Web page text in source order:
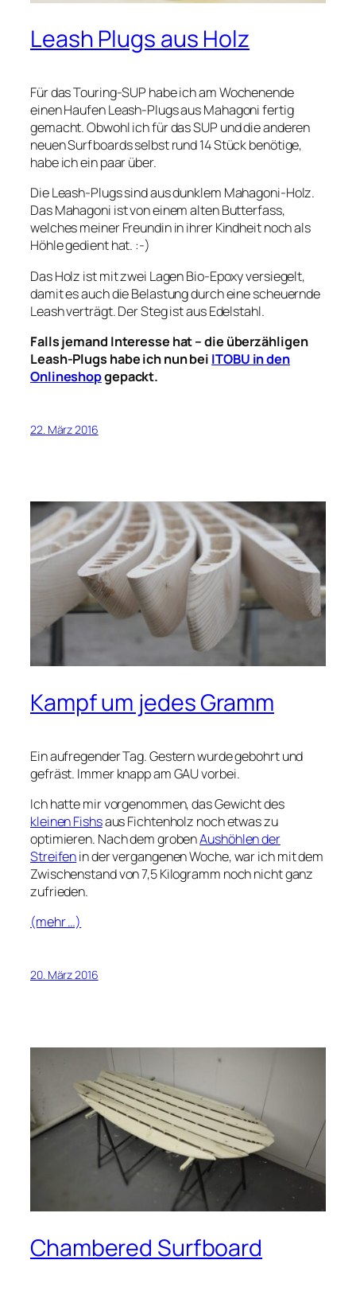
Leash Plugs aus Holz
Für das Touring-SUP habe ich am Wochenende
einen Haufen Leash-Plugs aus Mahagoni fertig
gemacht. Obwohl ich für das SUP und die anderen
neuen Surfboards selbst rund 14 Stück benötige,
habe ich ein paar über.
Die Leash-Plugs sind aus dunklem Mahagoni-Holz.
Das Mahagoni ist von einem alten Butterfass,
welches meiner Freundin in ihrer Kindheit noch als
Höhle gedient hat. :-)
Das Holz ist mit zwei Lagen Bio-Epoxy versiegelt,
damit es auch die Belastung durch eine scheuernde
Leash verträgt. Der Steg ist aus Edelstahl.
Falls jemand Interesse hat – die überzähligen
Leash-Plugs habe ich nun bei ITOBU in den
Onlineshopgepackt.
22. März 2016
Kampf um jedes Gramm
Ein aufregender Tag. Gestern wurde gebohrt und
gefräst. Immer knapp am GAU vorbei.
Ich hatte mir vorgenommen, das Gewicht des
kleinen Fishsaus Fichtenholz noch etwas zu
optimieren. Nach dem grobenAushöhlen der
Streifenin der vergangenen Woche, war ich mit dem
Zwischenstand von 7,5 Kilogramm noch nicht ganz
zufrieden.
(mehr …)
20. März 2016
Chambered Surfboard